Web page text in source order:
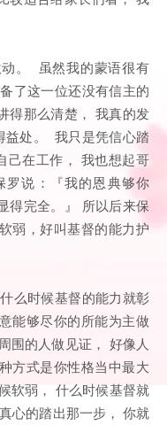
。 虽然我的蒙语很有
了这一位还没有信主的
得那么清楚， 我真的发
益处。 我只是凭信心踏
己在工作， 我也想起哥
罗说：『我的恩典够你
得完全。』 所以后来保
弱，好叫基督的能力护
么时候基督的能力就彰
能够尽你的所能为主做
围的人做见证， 好像人
方式是你性格当中最大
软弱， 什么时候基督就
心的踏出那一步， 你就